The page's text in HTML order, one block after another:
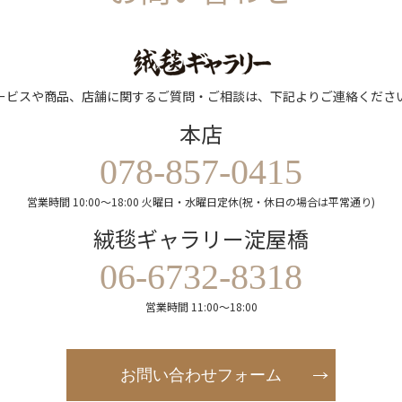
ビスや商品、店舗に関するご質問・ご相談は、下記よりご連絡くださ
本店
078-857-0415
営業時間 10:00～18:00 火曜日・水曜日定休(祝・休日の場合は平常通り)
絨毯ギャラリー淀屋橋
06-6732-8318
営業時間 11:00～18:00
お問い合わせフォーム